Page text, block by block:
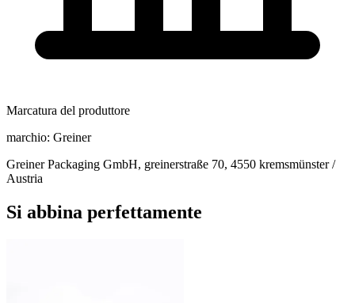
Marcatura del produttore
marchio: Greiner
Greiner Packaging GmbH, greinerstraße 70, 4550 kremsmünster /
Austria
Si abbina perfettamente